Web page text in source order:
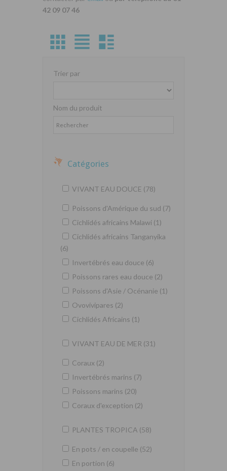
42 09 07 46
Trier par
Nom du produit
Catégories
VIVANT EAU DOUCE (78)
Poissons d'Amérique du sud (7)
Cichlidés africains Malawi (1)
Cichlidés africains Tanganyika
(6)
Invertébrés eau douce (6)
Poissons rares eau douce (2)
Poissons d'Asie / Océnanie (1)
Ovovivipares (2)
Cichlidés Africains (1)
VIVANT EAU DE MER (31)
Coraux (2)
Invertébrés marins (7)
Poissons marins (20)
Coraux d'exception (2)
PLANTES TROPICA (58)
En pots / en coupelle (52)
En portion (6)